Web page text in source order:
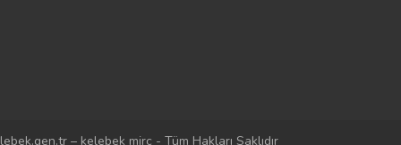
– kelebek mirc - Tüm Hakları Saklıdır